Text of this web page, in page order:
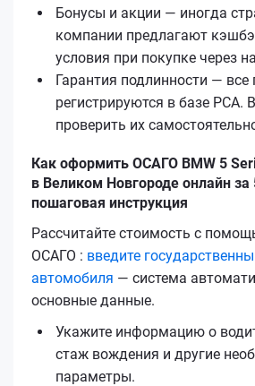
Бонусы и акции — иногда
компании предлагают
условия при покупке через
Гарантия подлинности — все
регистрируются в базе РСА.
проверить их
Как оформить ОСАГО BMW 5
в Великом Новгороде онлайн за
пошаговая инструкция
Рассчитайте стоимость с
ОСАГО : введите
автомобиля — система
основные данные.
Укажите информацию о
стаж вождения и другие
параметры.